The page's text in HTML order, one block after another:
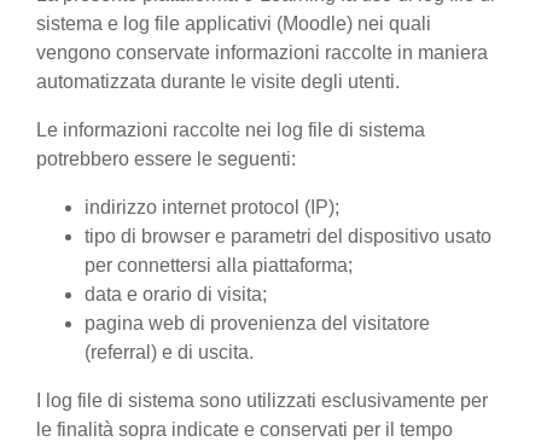
sistema e log file applicativi (Moodle) nei quali
vengono conservate informazioni raccolte in maniera
automatizzata durante le visite degli utenti.
Le informazioni raccolte nei log file di sistema
potrebbero essere le seguenti:
indirizzo internet protocol (IP);
tipo di browser e parametri del dispositivo usato
per connettersi alla piattaforma;
data e orario di visita;
pagina web di provenienza del visitatore
(referral) e di uscita.
I log file di sistema sono utilizzati esclusivamente per
le finalità sopra indicate e conservati per il tempo